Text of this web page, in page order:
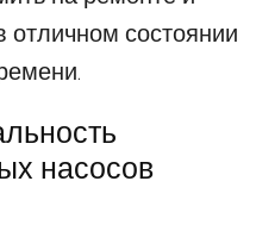
состоянии
насосов